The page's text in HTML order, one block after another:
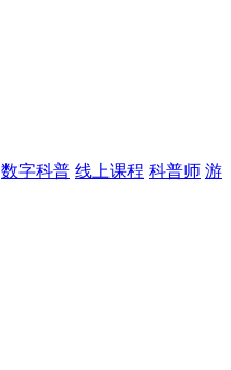
数字科普 线上课程 科普师 游